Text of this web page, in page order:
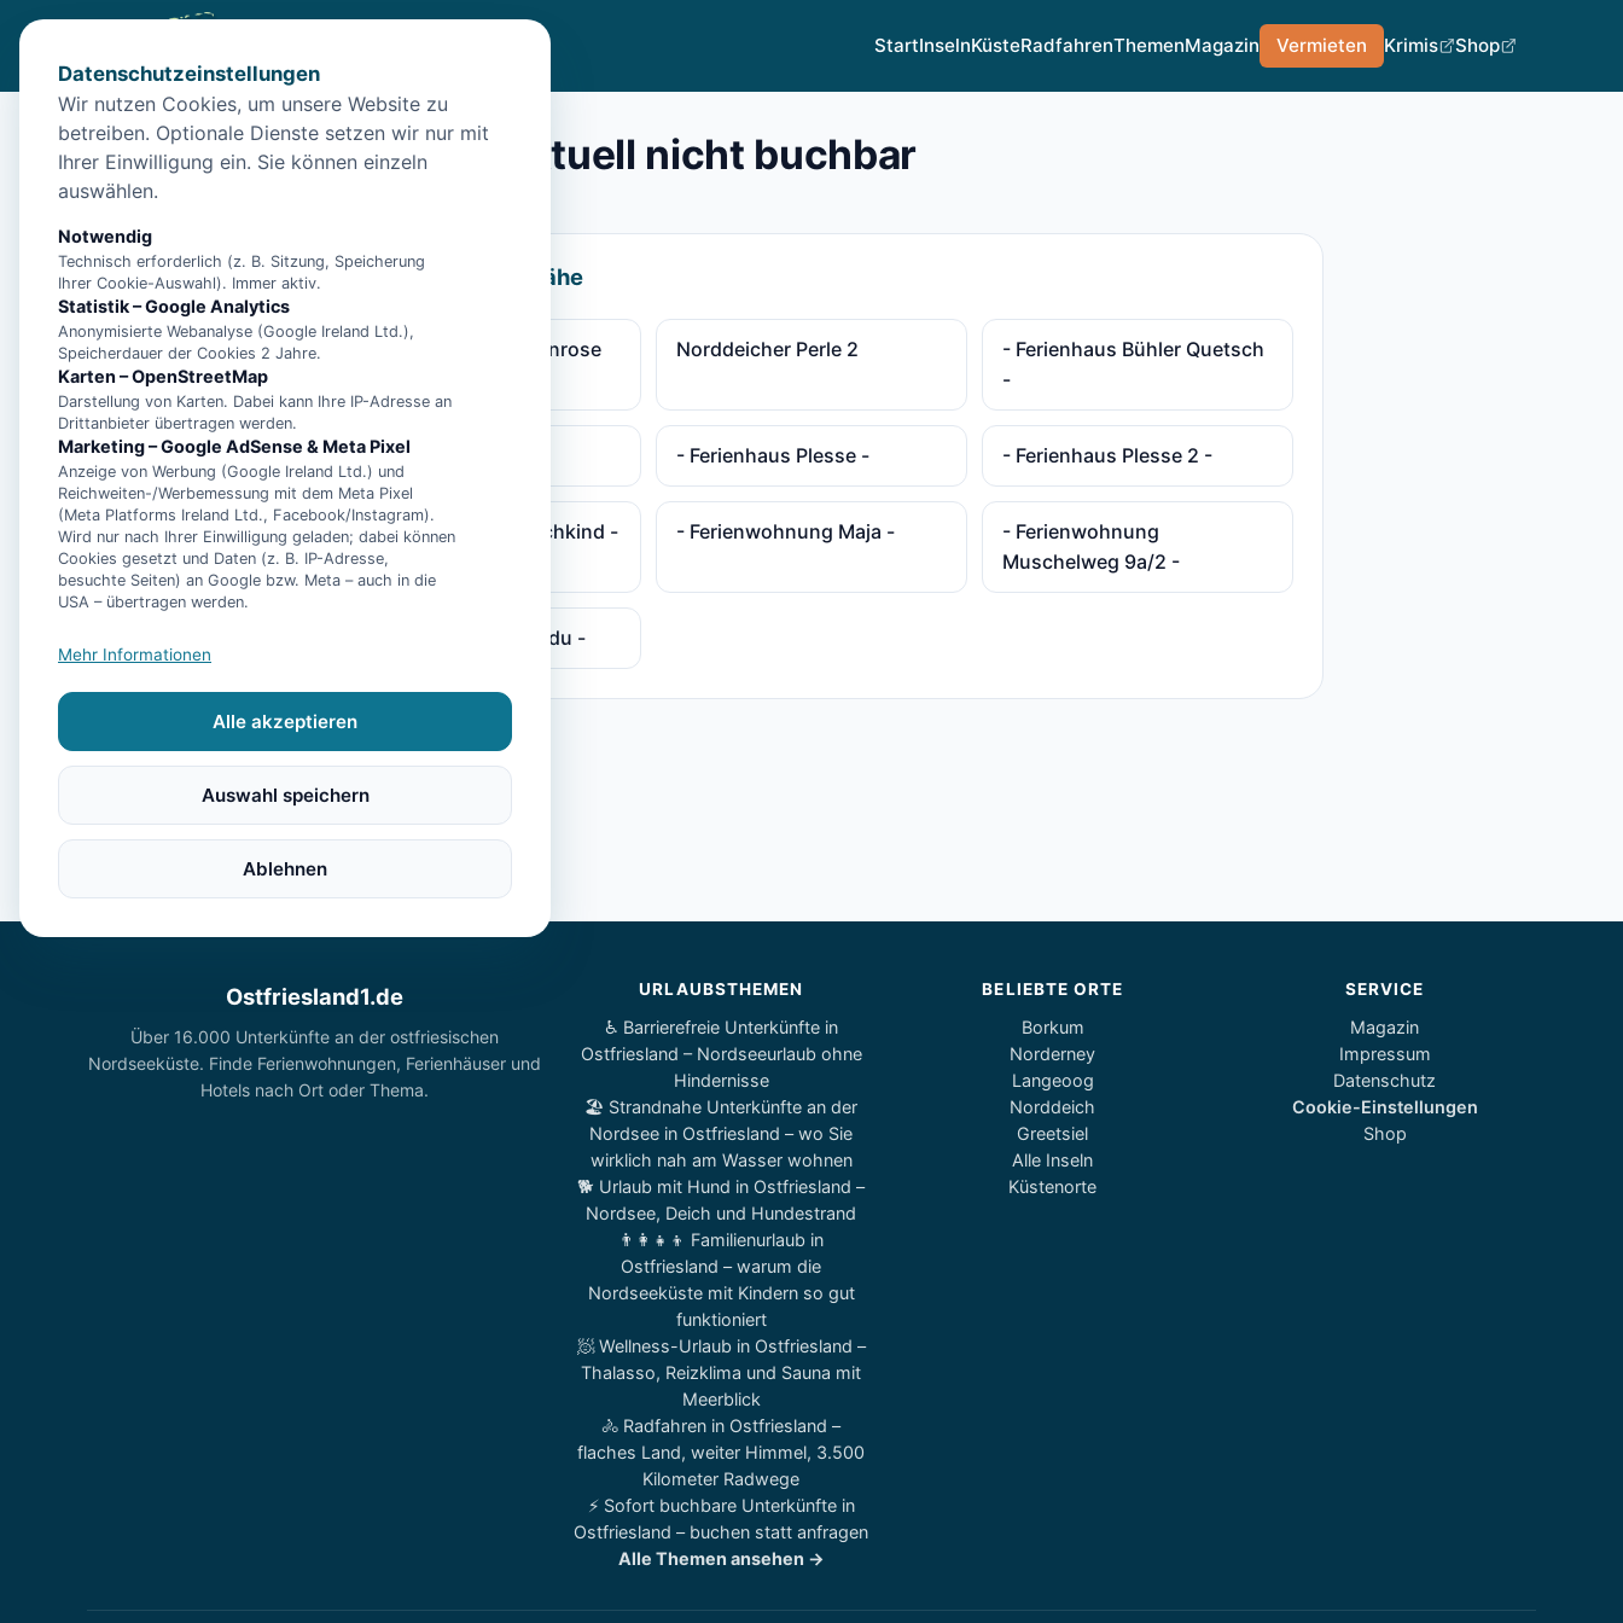
StartInselnKüsteRadfahrenThemenMagazin Vermieten Krimis Shop
Diese Unterkunft ist aktuell nicht buchbar
Wir haben Alternativen in
Unterkünfte in der Nähe
Ferienwohnung Dünenrose Norddeicher Perle 2
- Ferienhaus Bühler Quetsch
-
- Ferienhaus Pelikan - - Ferienhaus Plesse - - Ferienhaus Plesse 2 -
- Ferienwohnung Deichkind - - Ferienwohnung Maja -
- Ferienwohnung
Muschelweg 9a/2 -
- Ferienwohnung Puddu -
Ostfriesland1.de
Über 16.000 Unterkünfte an der ostfriesischen
Nordseeküste. Finde Ferienwohnungen, Ferienhäuser und
Hotels nach Ort oder Thema.
URLAUBSTHEMEN
♿ Barrierefreie Unterkünfte in
Ostfriesland – Nordseeurlaub ohne
Hindernisse
🏖️ Strandnahe Unterkünfte an der
Nordsee in Ostfriesland – wo Sie
wirklich nah am Wasser wohnen
🐕 Urlaub mit Hund in Ostfriesland –
Nordsee, Deich und Hundestrand
👨‍👩‍👧‍👦 Familienurlaub in
Ostfriesland – warum die
Nordseeküste mit Kindern so gut
funktioniert
🧖 Wellness-Urlaub in Ostfriesland –
Thalasso, Reizklima und Sauna mit
Meerblick
🚴 Radfahren in Ostfriesland –
flaches Land, weiter Himmel, 3.500
Kilometer Radwege
⚡ Sofort buchbare Unterkünfte in
Ostfriesland – buchen statt anfragen
Alle Themen ansehen →
BELIEBTE ORTE
Borkum
Norderney
Langeoog
Norddeich
Greetsiel
Alle Inseln
Küstenorte
SERVICE
Magazin
Impressum
Datenschutz
Cookie-Einstellungen
Shop
Datenschutzeinstellungen
Wir nutzen Cookies, um unsere Website zu
betreiben. Optionale Dienste setzen wir nur mit
Ihrer Einwilligung ein. Sie können einzeln
auswählen.
Notwendig
Technisch erforderlich (z. B. Sitzung, Speicherung
Ihrer Cookie-Auswahl). Immer aktiv.
Statistik – Google Analytics
Anonymisierte Webanalyse (Google Ireland Ltd.),
Speicherdauer der Cookies 2 Jahre.
Karten – OpenStreetMap
Darstellung von Karten. Dabei kann Ihre IP-Adresse an
Drittanbieter übertragen werden.
Marketing – Google AdSense & Meta Pixel
Anzeige von Werbung (Google Ireland Ltd.) und
Reichweiten-/Werbemessung mit dem Meta Pixel
(Meta Platforms Ireland Ltd., Facebook/Instagram).
Wird nur nach Ihrer Einwilligung geladen; dabei können
Cookies gesetzt und Daten (z. B. IP-Adresse,
besuchte Seiten) an Google bzw. Meta – auch in die
USA – übertragen werden.
Mehr Informationen
Alle akzeptieren
Auswahl speichern
Ablehnen